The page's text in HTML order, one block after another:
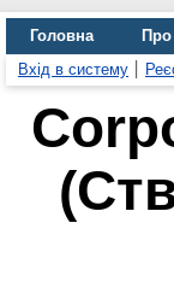
Головна Про
Вхід в систему